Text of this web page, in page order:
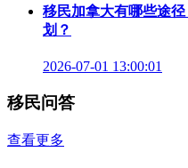
移民加拿大有哪些途
划？
2026-07-01 13:00:01
移民问答
查看更多